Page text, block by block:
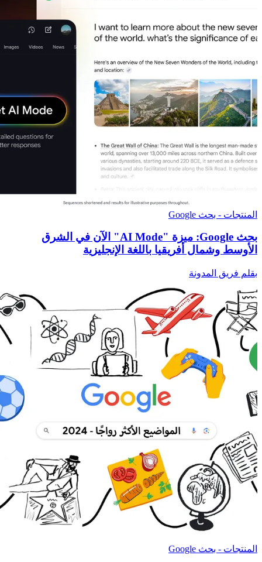
المنتجات - بحث Google
بحث Google: ميزة "AI Mode" الآن في الشرق
الأوسط وشمال أفريقيا باللغة الإنجليزية
بقلم فريق المدونة
المنتجات - بحث Google